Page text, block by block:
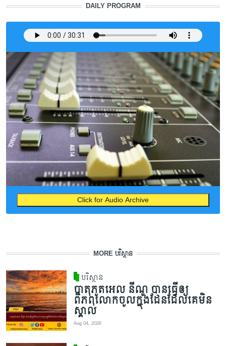
DAILY PROGRAM
Click for Audio Archive
MORE បរិស្ថាន
បរិស្ថាន
បាតុភូតអេល នីណូ បានធ្វើឲ្យ
ពិភពលោកចូលក្នុងដែនដែលគេមិន
ស្គាល់
Aug 04, 2026